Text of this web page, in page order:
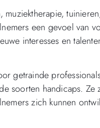
muziektherapie,
een gevoel van
interesses en
getrainde
soorten handicaps.
zich kunnen